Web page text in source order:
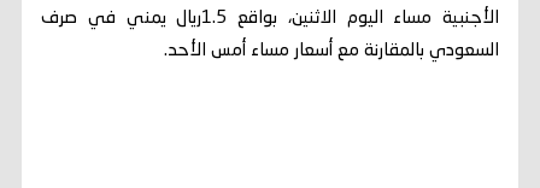
الأجنبية مساء اليوم الاثنين، بواقع 1.5ريال يمني في صرف
السعودي بالمقارنة مع أسعار مساء أمس الأحد.